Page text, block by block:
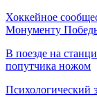
Хоккейное
Монументу
В поезде на
попутчика ножом
Психологический